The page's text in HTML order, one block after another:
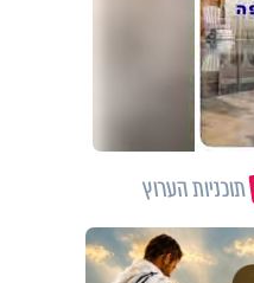
תוכניות הערוץ